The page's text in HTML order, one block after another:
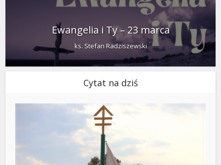
Ewangelia i Ty – 23 marca
ks. Stefan Radziszewski
Cytat na dziś